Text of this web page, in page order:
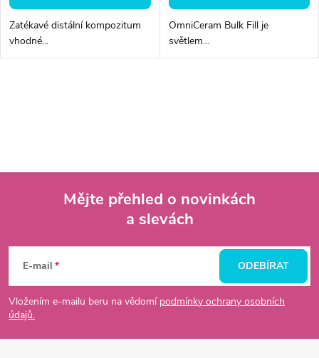
Zatékavé distální kompozitum
vhodné...
OmniCeram Bulk Fill je
světlem...
a
í
p
p
a
Mějte přehled o novinkách
a slevách
E-mail
Vložením e-mailu beru na vědomí podmínky ochrany osobních
údajů.
ODEBÍRAT